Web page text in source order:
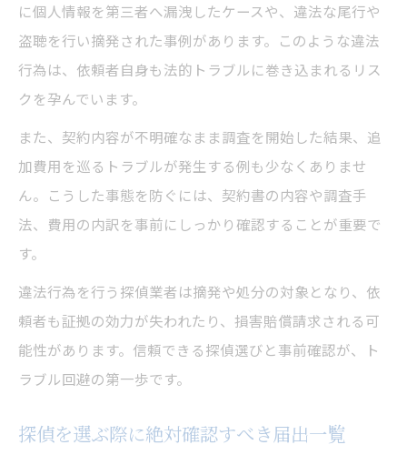
に個人情報を第三者へ漏洩したケースや、違法な尾行や
盗聴を行い摘発された事例があります。このような違法
行為は、依頼者自身も法的トラブルに巻き込まれるリス
クを孕んでいます。
また、契約内容が不明確なまま調査を開始した結果、追
加費用を巡るトラブルが発生する例も少なくありませ
ん。こうした事態を防ぐには、契約書の内容や調査手
法、費用の内訳を事前にしっかり確認することが重要で
す。
違法行為を行う探偵業者は摘発や処分の対象となり、依
頼者も証拠の効力が失われたり、損害賠償請求される可
能性があります。信頼できる探偵選びと事前確認が、ト
ラブル回避の第一歩です。
探偵を選ぶ際に絶対確認すべき届出一覧